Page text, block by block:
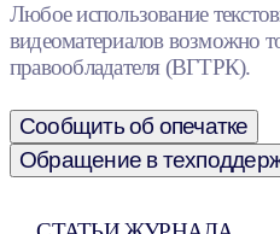
Любое использование
видеоматериалов возможно
правообладателя (ВГТРК).
Сообщить об опечатке
Обращение в